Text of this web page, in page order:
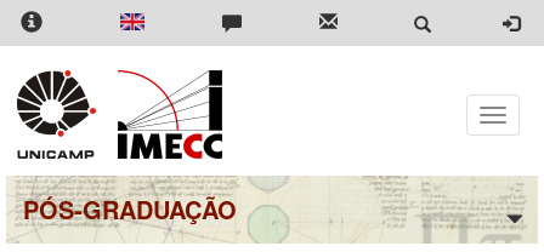
Pular
para
conteúdo
principal
Toggle
PÓS-GRADUAÇÃO